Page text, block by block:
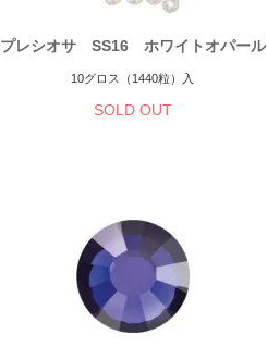
プレシオサ SS16 ホワイトオパール
10グロス（1440粒）入
SOLD OUT